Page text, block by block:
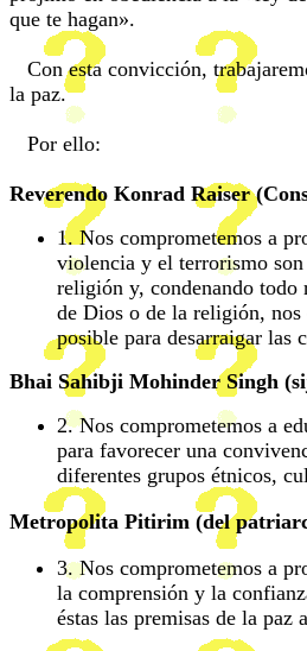
que te hagan».
Con esta convicción,
la paz.
Por ello:
Reverendo Konrad Raiser
1. Nos comprometemos a
violencia y el terrorismo
religión y, condenando todo
de Dios o de la religión, nos
posible para desarraigar las
Bhai Sahibji Mohinder Singh
2. Nos comprometemos a
para favorecer una
diferentes grupos étnicos,
Metropolita Pitirim (del
3. Nos comprometemos a
la comprensión y la
éstas las premisas de la paz